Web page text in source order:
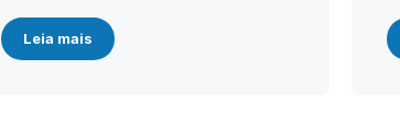
Leia mais